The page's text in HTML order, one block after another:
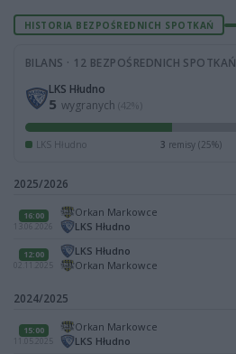
HISTORIA BEZPOŚREDNICH SPOTKAŃ
BILANS · 12 BEZPOŚREDNICH SPOTKAŃ
LKS Hłudno
5 wygranych (42%)
LKS Hłudno 3 remisy (25%)
2025/2026
16:00
13.06.2026
Orkan Markowce
LKS Hłudno
12:00
02.11.2025
LKS Hłudno
Orkan Markowce
2024/2025
15:00
11.05.2025
Orkan Markowce
LKS Hłudno